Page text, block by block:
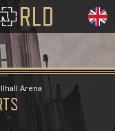
Arena